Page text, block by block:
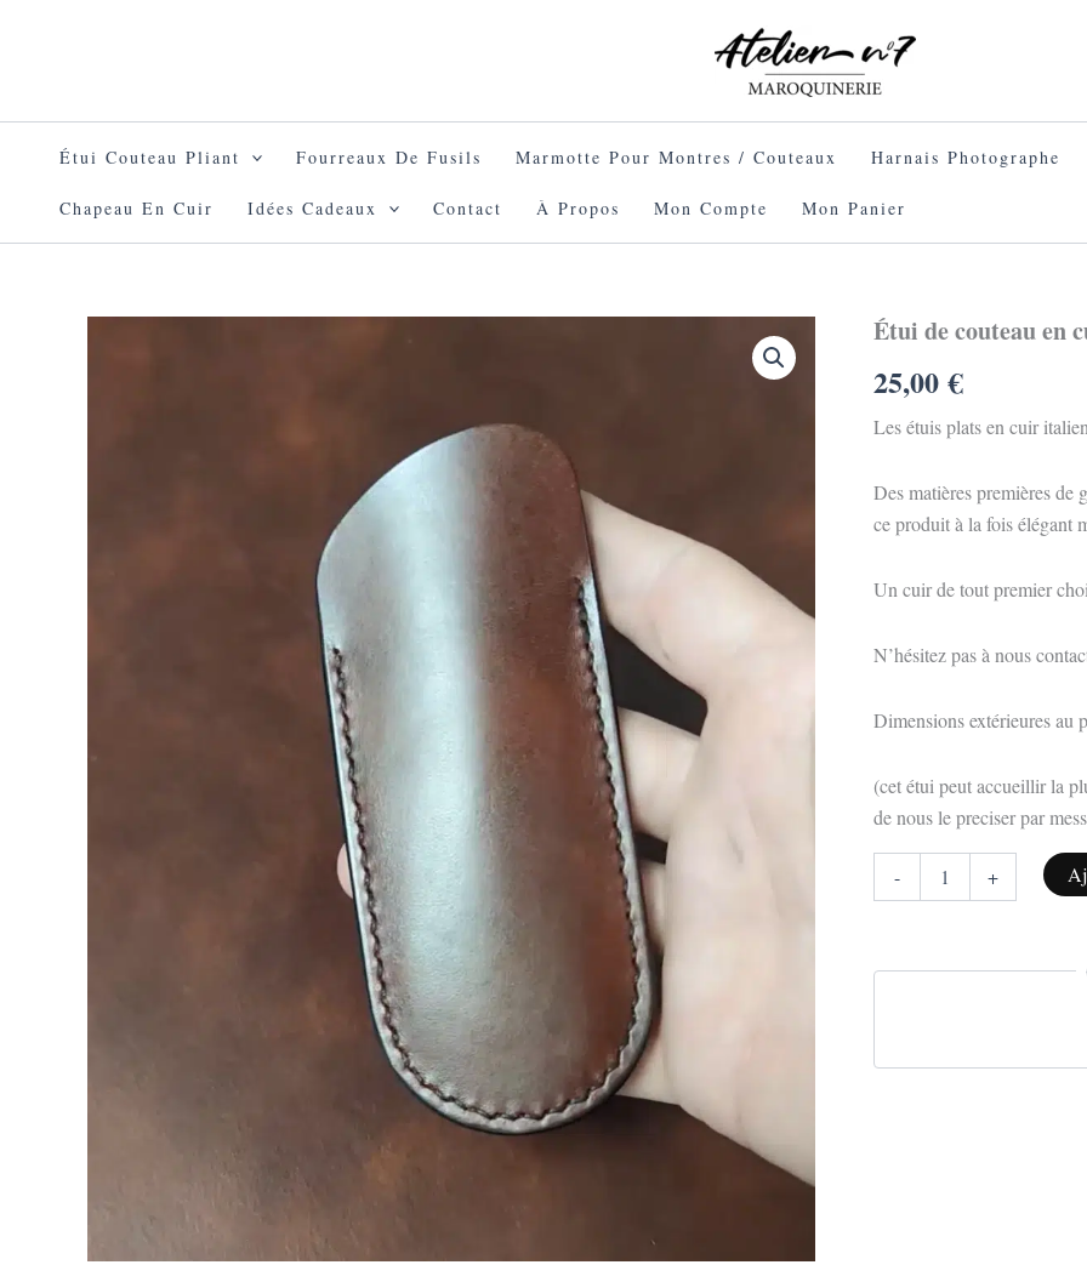
Étui Couteau Pliant Fourreaux De Fusils Marmotte Pour Montres / Couteaux Harnais Photographe
Chapeau En Cuir Idées Cadeaux Contact À Propos Mon Compte Mon Panier
Étui de couteau en
25,00€
Les étuis plats en cuir
Des matières premières
ce produit à la fois élégant
Un cuir de tout premier
N’hésitez pas à nous
Dimensions extérieures au
(cet étui peut accueillir la
de nous le preciser par
-
quantité
Étui
de
couteau
italien
"Museum"
Walpier
+